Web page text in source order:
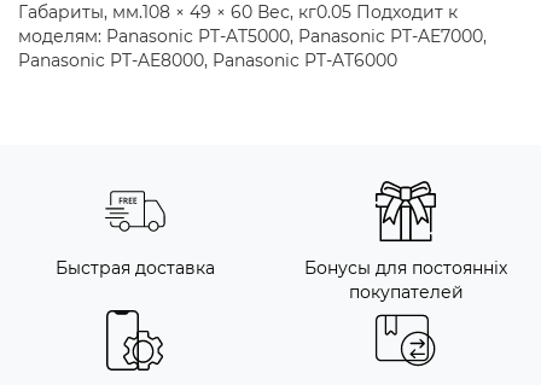
Габариты, мм.108 × 49 × 60 Вес, кг0.05 Подходит к
моделям: Panasonic PT-AT5000, Panasonic PT-AE7000,
Panasonic PT-AE8000, Panasonic PT-AT6000
Быстрая доставка
Бонусы для постоянніх
покупателей